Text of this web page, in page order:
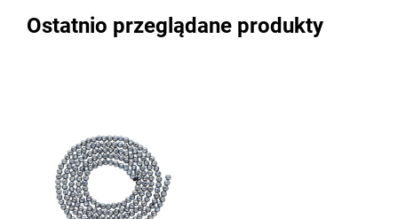
Ostatnio przeglądane produkty